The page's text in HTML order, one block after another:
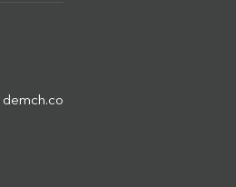
demch.co